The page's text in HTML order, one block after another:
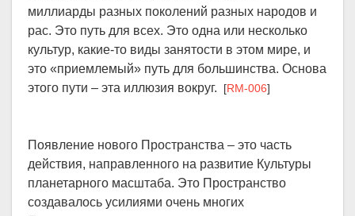
миллиарды разных поколений разных народов и
рас. Это путь для всех. Это одна или несколько
культур, какие-то виды занятости в этом мире, и
это «приемлемый» путь для большинства. Основа
этого пути – эта иллюзия вокруг. [RM-006]
Появление нового Пространства – это часть
действия, направленного на развитие Культуры
планетарного масштаба. Это Пространство
создавалось усилиями очень многих